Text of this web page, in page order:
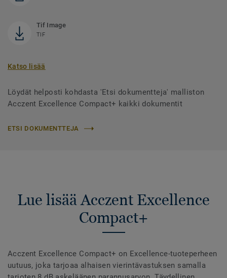
Tif Image
TIF
Katso lisää
Löydät helposti kohdasta 'Etsi dokumentteja' malliston
Acczent Excellence Compact+ kaikki dokumentit
ETSI DOKUMENTTEJA
Lue lisää Acczent Excellence
Compact+
Acczent Excellence Compact+ on Excellence-tuoteperheen
uutuus, joka tarjoaa alhaisen vierintävastuksen samalla